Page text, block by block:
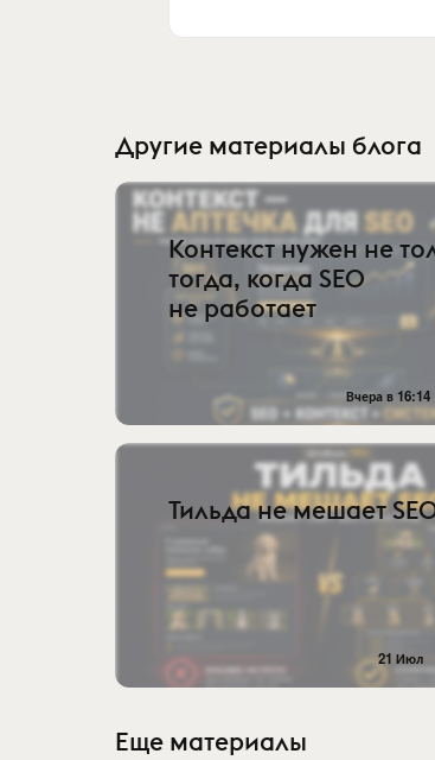
Другие материалы блога
Контекст нужен не
тогда, когда SEO
не работает
Вчера в 16:14
Тильда не мешает
21 Июл
Еще материалы